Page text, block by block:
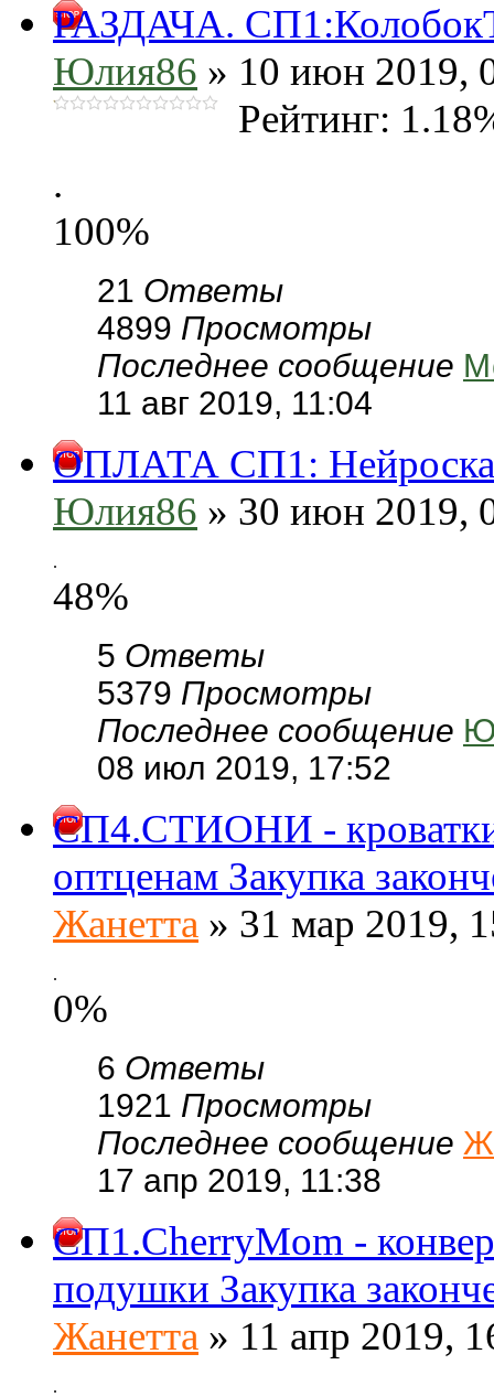
РАЗДАЧА.
Юлия86 » 10 июн 2019,
Рейтинг:
.
100%
21 Ответы
4899 Просмотры
Последнее сообщение
11 авг 2019, 11:04
ОПЛАТА СП1:
Юлия86 » 30 июн 2019,
.
48%
5 Ответы
5379 Просмотры
Последнее сообщение
08 июл 2019, 17:52
СП4.СТИОНИ - кроватки,
оптценам Закупка
Жанетта » 31 мар 2019,
.
0%
6 Ответы
1921 Просмотры
Последнее сообщение
17 апр 2019, 11:38
СП1.CherryMom -
подушки Закупка
Жанетта » 11 апр 2019,
.